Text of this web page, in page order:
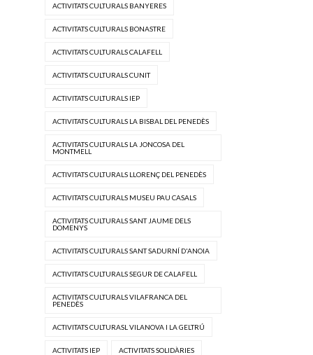
ACTIVITATS CULTURALS BANYERES
ACTIVITATS CULTURALS BONASTRE
ACTIVITATS CULTURALS CALAFELL
ACTIVITATS CULTURALS CUNIT
ACTIVITATS CULTURALS IEP
ACTIVITATS CULTURALS LA BISBAL DEL PENEDÈS
ACTIVITATS CULTURALS LA JONCOSA DEL
MONTMELL
ACTIVITATS CULTURALS LLORENÇ DEL PENEDÈS
ACTIVITATS CULTURALS MUSEU PAU CASALS
ACTIVITATS CULTURALS SANT JAUME DELS
DOMENYS
ACTIVITATS CULTURALS SANT SADURNÍ D'ANOIA
ACTIVITATS CULTURALS SEGUR DE CALAFELL
ACTIVITATS CULTURALS VILAFRANCA DEL
PENEDÈS
ACTIVITATS CULTURASL VILANOVA I LA GELTRÚ
ACTIVITATS IEP ACTIVITATS SOLIDÀRIES